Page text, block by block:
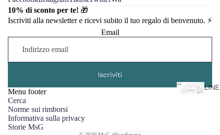
10% di sconto per te! 🎁
Iscriviti alla newsletter e ricevi subito il tuo regalo di benvenuto. ⚡️
Email
Iscriviti
Menu footer
Cerca
Norme sui rimborsi
Informativa sulla privacy
Storie MsG